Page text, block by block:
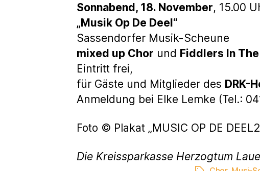
Sonnabend, 18. November, 15.00
„Musik Op De Deel“
Sassendorfer Musik-Scheune
mixed up Chor und Fiddlers In
Eintritt frei,
für Gäste und Mitglieder des DRK-
Anmeldung bei Elke Lemke (Tel.:
Foto © Plakat „MUSIC OP DE
Die Kreissparkasse Herzogtum